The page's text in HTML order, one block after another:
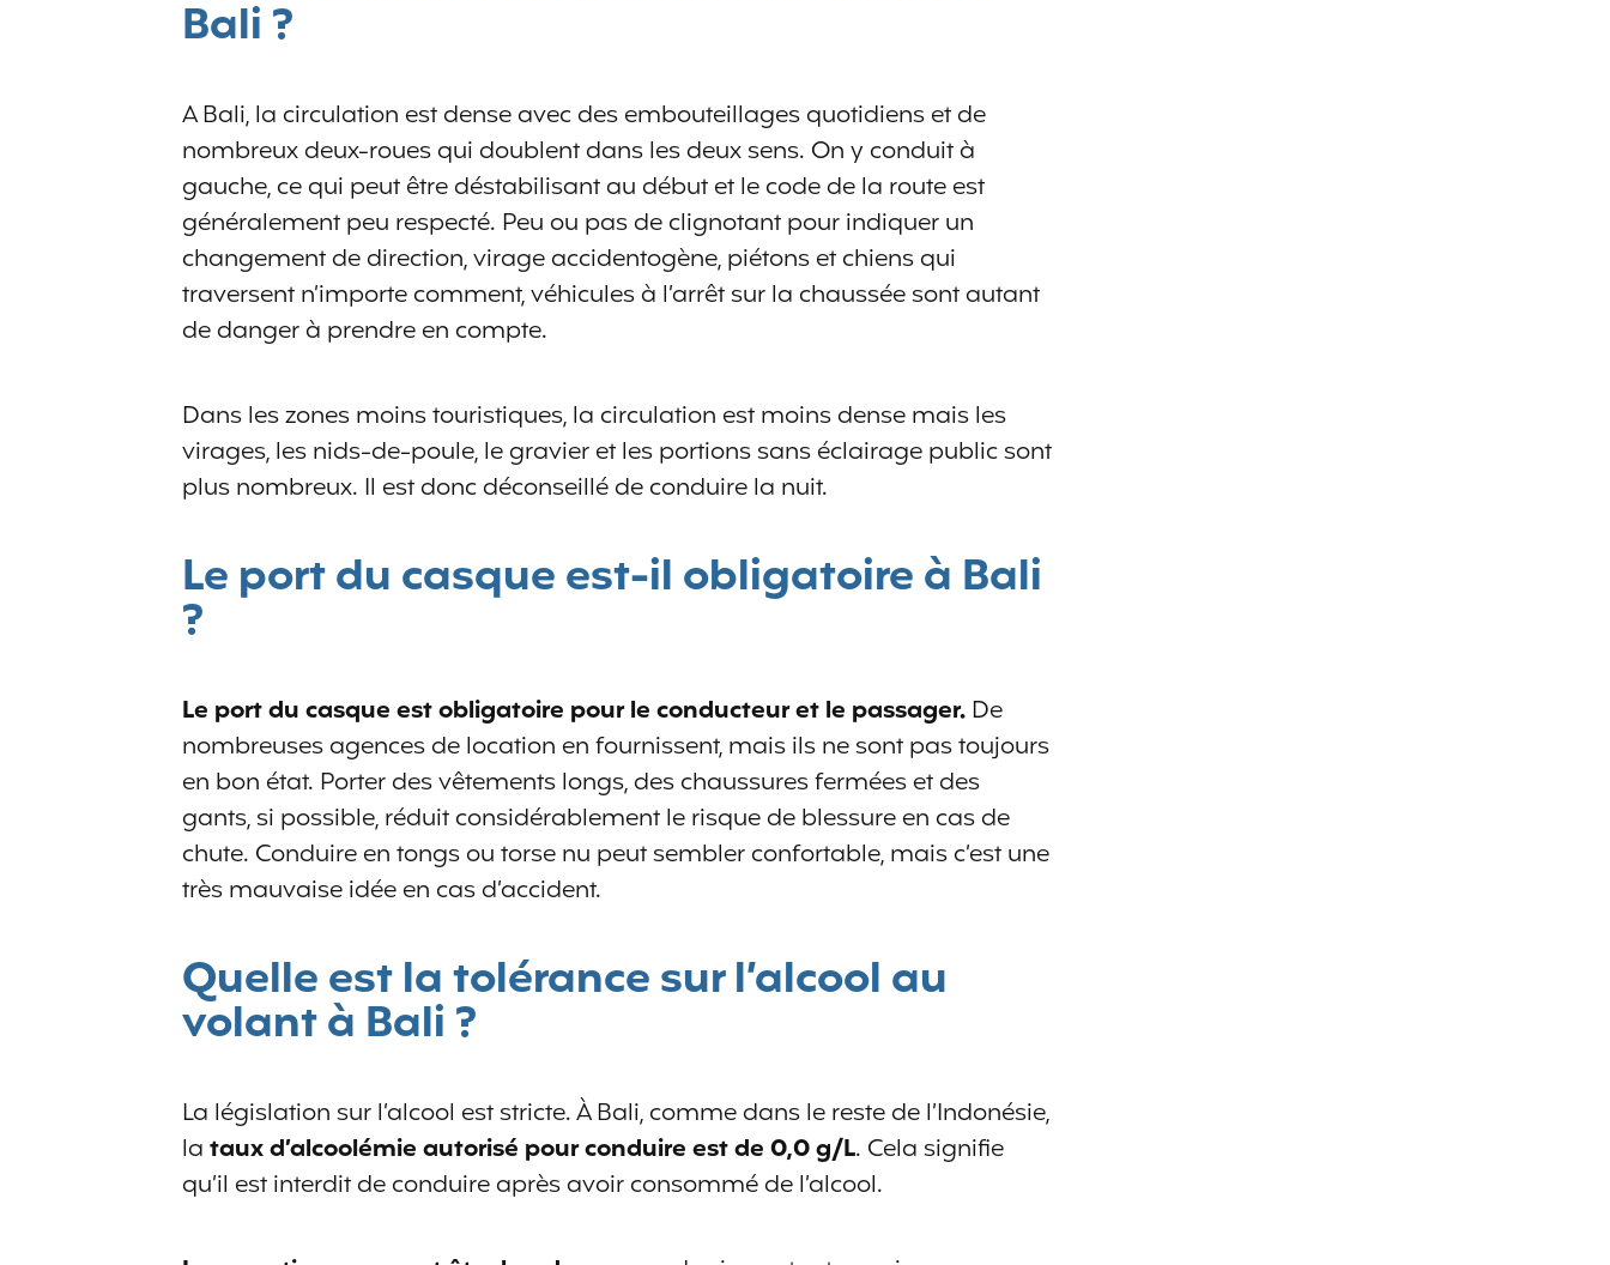
Bali ?
A Bali, la circulation est dense avec des embouteillages quotidiens et de
nombreux deux-roues qui doublent dans les deux sens. On y conduit à
gauche, ce qui peut être déstabilisant au début et le code de la route est
généralement peu respecté. Peu ou pas de clignotant pour indiquer un
changement de direction, virage accidentogène, piétons et chiens qui
traversent n’importe comment, véhicules à l’arrêt sur la chaussée sont autant
de danger à prendre en compte.
Dans les zones moins touristiques, la circulation est moins dense mais les
virages, les nids-de-poule, le gravier et les portions sans éclairage public sont
plus nombreux. Il est donc déconseillé de conduire la nuit.
Le port du casque est-il obligatoire à Bali
?
Le port du casque est obligatoire pour le conducteur et le passager.De
nombreuses agences de location en fournissent, mais ils ne sont pas toujours
en bon état. Porter des vêtements longs, des chaussures fermées et des
gants, si possible, réduit considérablement le risque de blessure en cas de
chute. Conduire en tongs ou torse nu peut sembler confortable, mais c’est une
très mauvaise idée en cas d’accident.
Quelle est la tolérance sur l’alcool au
volant à Bali ?
La législation sur l’alcool est stricte. À Bali, comme dans le reste de l’Indonésie,
lataux d’alcoolémieautorisé pour conduire est de 0,0 g/L. Cela signifie
qu’il est interdit de conduire après avoir consommé de l’alcool.